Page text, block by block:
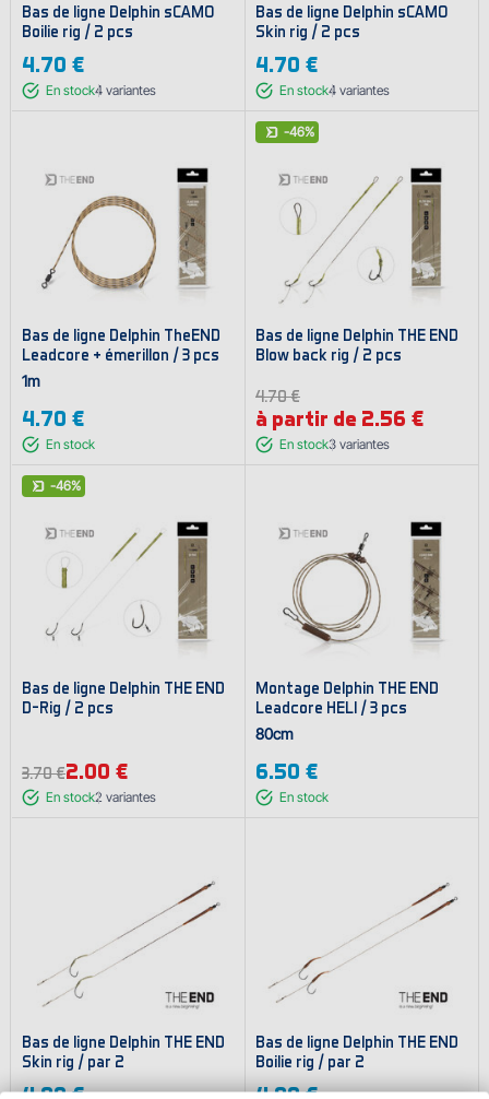
Bas de ligne Delphin sCAMO
Boilie rig / 2 pcs
4.70 €
En stock4 variantes
Bas de ligne Delphin sCAMO
Skin rig / 2 pcs
4.70 €
En stock4 variantes
Bas de ligne Delphin TheEND
Leadcore + émerillon / 3 pcs
1m
4.70 €
En stock
-46%
Bas de ligne Delphin THE END
Blow back rig / 2 pcs
4.70 €
à partir de 2.56 €
En stock3 variantes
-46%
Bas de ligne Delphin THE END
D-Rig / 2 pcs
3.70 €2.00 €
En stock2 variantes
Montage Delphin THE END
Leadcore HELI / 3 pcs
80cm
6.50 €
En stock
Bas de ligne Delphin THE END
Skin rig / par 2
4.90 €
Bas de ligne Delphin THE END
Boilie rig / par 2
4.90 €